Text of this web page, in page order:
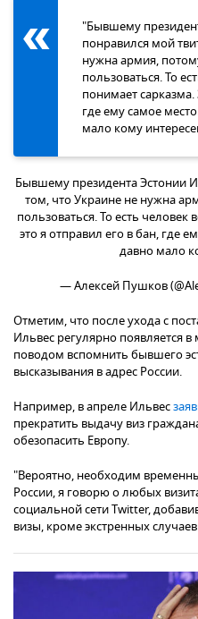
"Бывшему
понравился мой
нужна армия,
пользоваться. То
понимает сарказма.
где ему самое
мало кому
Бывшему президента Эстонии
том, что Украине не нужна
пользоваться. То есть
это я отправил его в бан, где
давно мало
— Алексей Пушков
Отметим, что после ухода с
Ильвес регулярно появляется
поводом вспомнить бывшего
высказывания в адрес России.
Например, в апреле Ильвес
прекратить выдачу виз
обезопасить Европу.
"Вероятно, необходим
России, я говорю о любых
социальной сети Twitter,
визы, кроме экстренных